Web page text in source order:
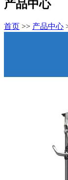
产品中心
首页 >> 产品中心